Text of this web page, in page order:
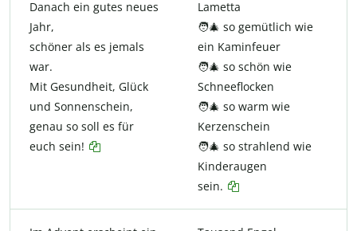
Danach ein gutes neues
Jahr,
schöner als es jemals
war.
Mit Gesundheit, Glück
und Sonnenschein,
genau so soll es für
euch sein!
Lametta
🧑‍🎄 so gemütlich wie
ein Kaminfeuer
🧑‍🎄 so schön wie
Schneeflocken
🧑‍🎄 so warm wie
Kerzenschein
🧑‍🎄 so strahlend wie
Kinderaugen
sein.